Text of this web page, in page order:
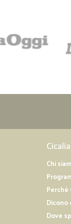
Cicalia
Chi
Perché
Dicono
Dove